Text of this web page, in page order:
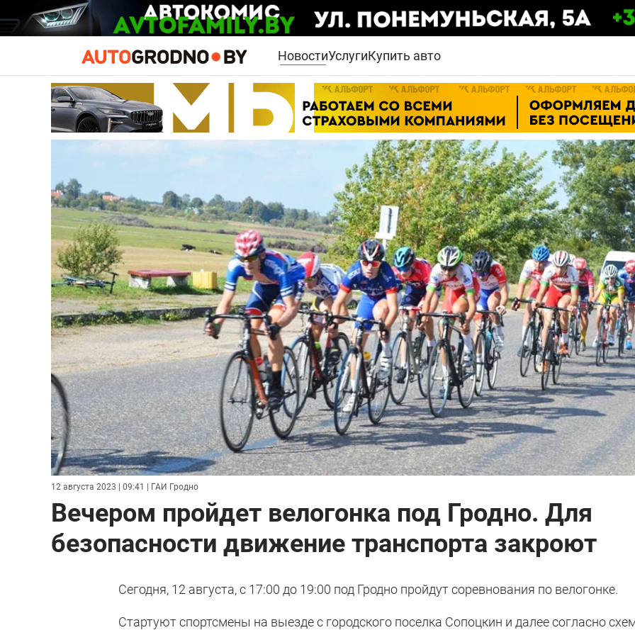
НовостиУслугиКупить авто
12 августа 2023 | 09:41 | ГАИ Гродно
Вечером пройдет велогонка под Гродно. Для
безопасности движение транспорта закроют
Сегодня, 12 августа, с 17:00 до 19:00 под Гродно пройдут соревнования по велогонке.
Стартуют спортсмены на выезде с городского поселка Сопоцкин и далее согласно